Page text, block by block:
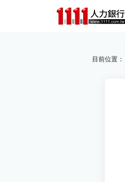
目前位置：